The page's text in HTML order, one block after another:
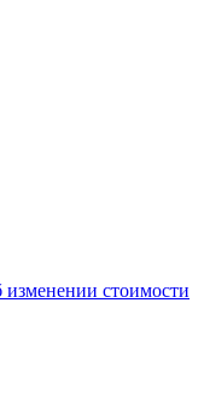
стоимости